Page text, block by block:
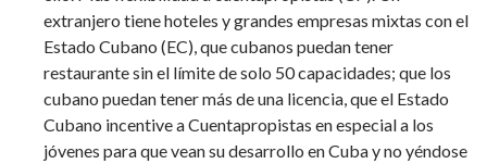
extranjero tiene hoteles y grandes empresas mixtas con el
Estado Cubano (EC), que cubanos puedan tener
restaurante sin el límite de solo 50 capacidades; que los
cubano puedan tener más de una licencia, que el Estado
Cubano incentive a Cuentapropistas en especial a los
jóvenes para que vean su desarrollo en Cuba y no yéndose